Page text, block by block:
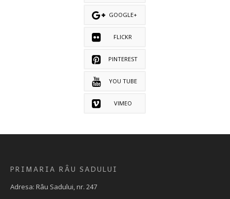
GOOGLE+
FLICKR
PINTEREST
YOU TUBE
VIMEO
PRIMARIA RÂU SADULUI
Adresa: Râu Sadului, nr. 247